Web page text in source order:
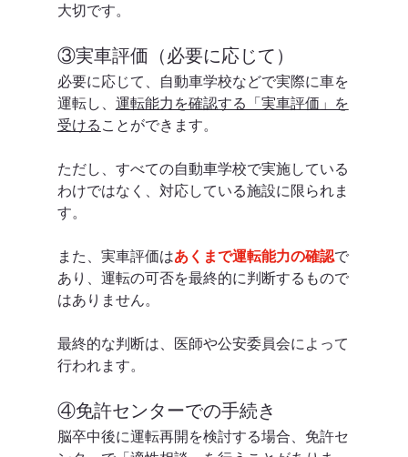
大切です。
③実車評価（必要に応じて）
必要に応じて、自動車学校などで実際に車を
運転し、 運転能力を確認する「実車評価」を
受ける ことができます。
ただし、すべての自動車学校で実施している
わけではなく、対応している施設に限られま
す。
また、実車評価はあくまで運転能力の確認で
あり、運転の可否を最終的に判断するもので
はありません。
最終的な判断は、医師や公安委員会によって
行われます。
④免許センターでの手続き
脳卒中後に運転再開を検討する場合、免許セ